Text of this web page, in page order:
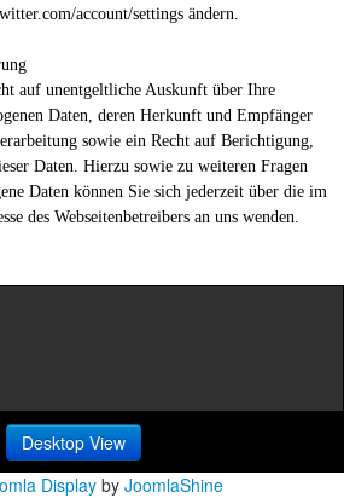
account/settings ändern.
auf unentgeltliche Auskunft über Ihre
Daten, deren Herkunft und Empfänger
sowie ein Recht auf Berichtigung,
Daten. Hierzu sowie zu weiteren Fragen
Daten können Sie sich jederzeit über die im
des Webseitenbetreibers an uns wenden.
Desktop View
Displayby JoomlaShine